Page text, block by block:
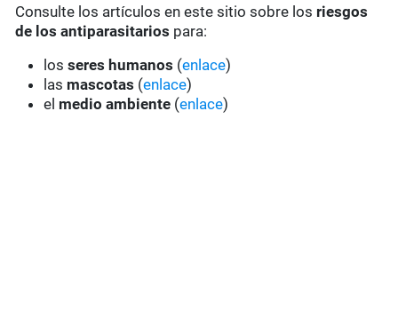
Consulte los artículos en este sitio sobre los riesgos
de los antiparasitarios para:
losseres humanos (enlace)
las mascotas (enlace)
el medio ambiente (enlace)